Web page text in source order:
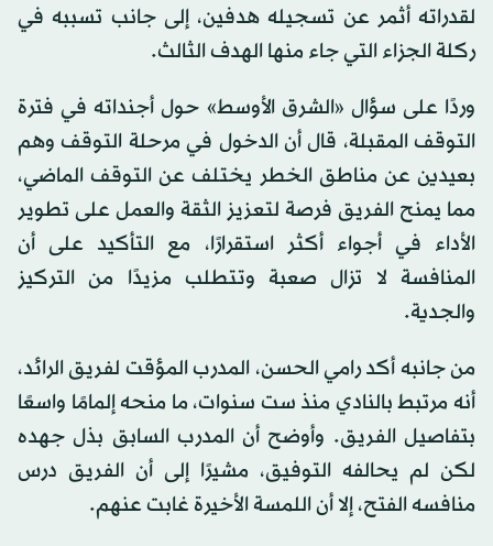
لقدراته أثمر عن تسجيله هدفين، إلى جانب تسببه في
ركلة الجزاء التي جاء منها الهدف الثالث.
وردًا على سؤال «الشرق الأوسط» حول أجنداته في فترة
التوقف المقبلة، قال أن الدخول في مرحلة التوقف وهم
بعيدين عن مناطق الخطر يختلف عن التوقف الماضي،
مما يمنح الفريق فرصة لتعزيز الثقة والعمل على تطوير
الأداء في أجواء أكثر استقرارًا، مع التأكيد على أن
المنافسة لا تزال صعبة وتتطلب مزيدًا من التركيز
والجدية.
من جانبه أكد رامي الحسن، المدرب المؤقت لفريق الرائد،
أنه مرتبط بالنادي منذ ست سنوات، ما منحه إلمامًا واسعًا
بتفاصيل الفريق. وأوضح أن المدرب السابق بذل جهده
لكن لم يحالفه التوفيق، مشيرًا إلى أن الفريق درس
منافسه الفتح، إلا أن اللمسة الأخيرة غابت عنهم.